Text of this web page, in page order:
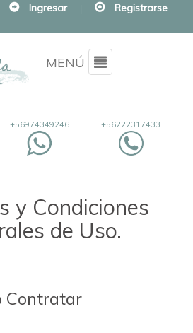
Ingresar | Registrarse
MENÚ Menu
+56222317433
+56974349246
y Condiciones
de Uso.
Contratar